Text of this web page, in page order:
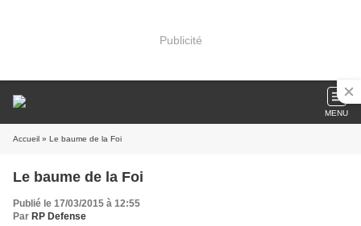
Publicité
MENU
Accueil » Le baume de la Foi
Le baume de la Foi
Publié le 17/03/2015 à 12:55
Par RP Defense